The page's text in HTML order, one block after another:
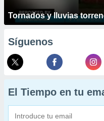
Tornados y lluvias
Síguenos
El Tiempo en tu